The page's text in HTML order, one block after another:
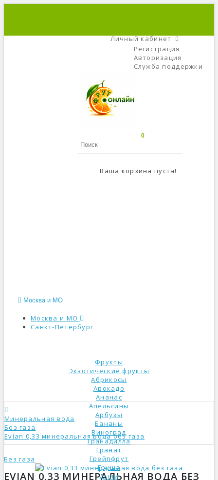
Личный кабинет
Регистрация
Авторизация
Служба поддержки
0
Ваша корзина пуста!
Москва и МО
Москва и МО
Санкт-Петербург
Фрукты
Экзотические фрукты
Абрикосы
Авокадо
Ананас
Апельсины
Арбузы
Бананы
Виноград
Гранадилла
Гранат
Грейпфрут
Груша
Дыни
Минеральная вода
Без газа
Evian 0,33 минеральная вода без газа
Без газа
EVIAN 0,33 МИНЕРАЛЬНАЯ ВОДА БЕЗ